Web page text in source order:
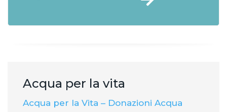
Acqua per la vita
Acqua per la Vita – Donazioni Acqua